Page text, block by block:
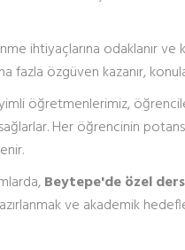
ihtiyaçlarına odaklanır
özgüven kazanır,
öğretmenlerimiz,
Her öğrencinin
Beytepe'de özel ders
ve akademik